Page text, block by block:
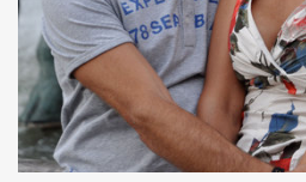
au Tamanoir de
le 23 novembre 2024 a la
en tete daffiche
avec seance de